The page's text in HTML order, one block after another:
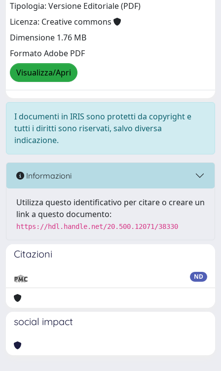
Tipologia: Versione Editoriale (PDF)
Licenza: Creative commons
Dimensione 1.76 MB
Formato Adobe PDF
Visualizza/Apri
I documenti in IRIS sono protetti da copyright e
tutti i diritti sono riservati, salvo diversa
indicazione.
Informazioni
Utilizza questo identificativo per citare o creare un
link a questo documento:
https://hdl.handle.net/20.500.12071/38330
Citazioni
ND
social impact